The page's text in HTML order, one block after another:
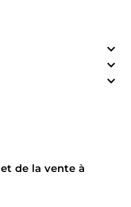
de la vente à